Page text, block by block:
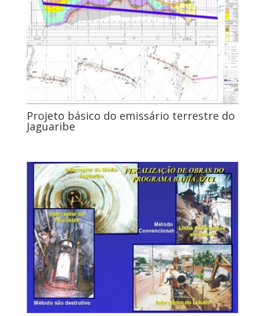
Projeto básico do emissário terrestre do
Jaguaribe